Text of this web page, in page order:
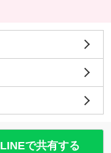
LINEで共有する